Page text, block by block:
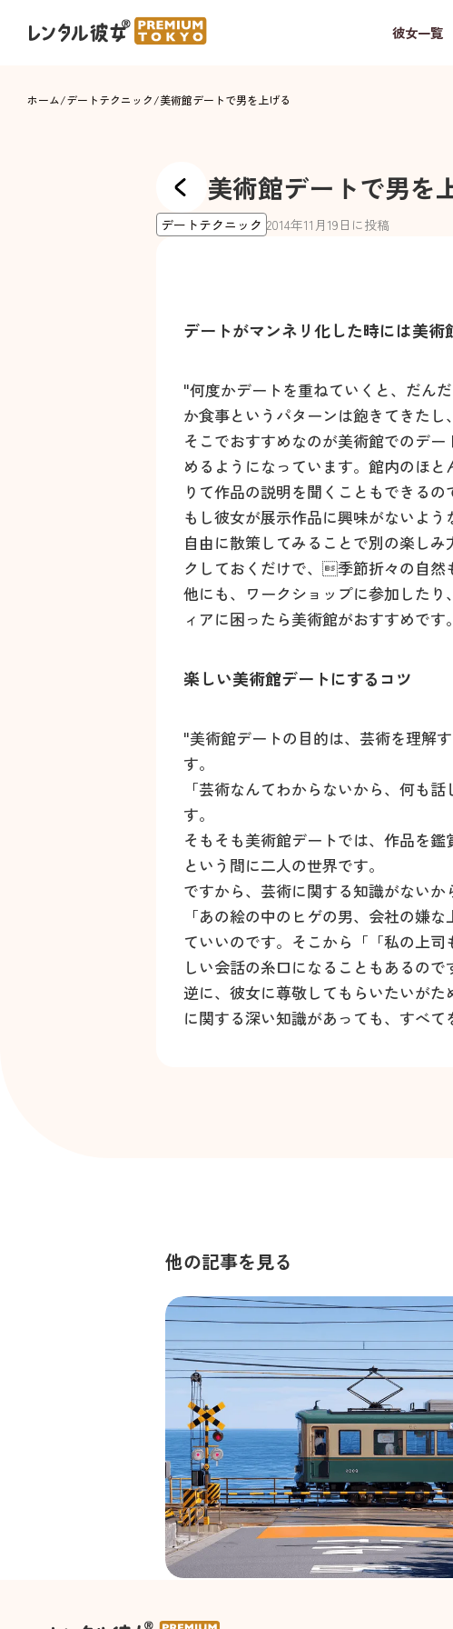
彼女一覧
ホーム/デートテクニック/美術館デートで男を上げる
美術館デートで男を
デートテクニック 2014年11 月 19 日に投稿
デートがマンネリ化した時には美術
"何度かデートを重ねていくと、だん
か食事というパターンは飽きてきた
そこでおすすめなのが美術館でのデ
めるようになっています。館内のほ
りて作品の説明を聞くこともできる
もし彼女が展示作品に興味がないよ
自由に散策してみることで別の楽し
クしておくだけで、季節折々の自然
他にも、ワークショップに参加した
ィアに困ったら美術館がおすすめです
楽しい美術館デートにするコツ
"美術館デートの目的は、芸術を理解
す。
「芸術なんてわからないから、何も
す。
そもそも美術館デートでは、作品を
という間に二人の世界です。
ですから、芸術に関する知識がないか
「あの絵の中のヒゲの男、会社の嫌
ていいのです。そこから「「私の上
しい会話の糸口になることもあるので
逆に、彼女に尊敬してもらいたいが
に関する深い知識があっても、すべ
他の記事を見る